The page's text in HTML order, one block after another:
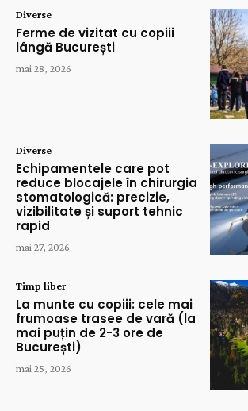
Diverse
Ferme de vizitat cu copiii
lângă București
mai 28, 2026
Diverse
Echipamentele care pot
reduce blocajele în chirurgia
stomatologică: precizie,
vizibilitate și suport tehnic
rapid
mai 27, 2026
Timp liber
La munte cu copiii: cele mai
frumoase trasee de vară (la
mai puțin de 2-3 ore de
București)
mai 25, 2026